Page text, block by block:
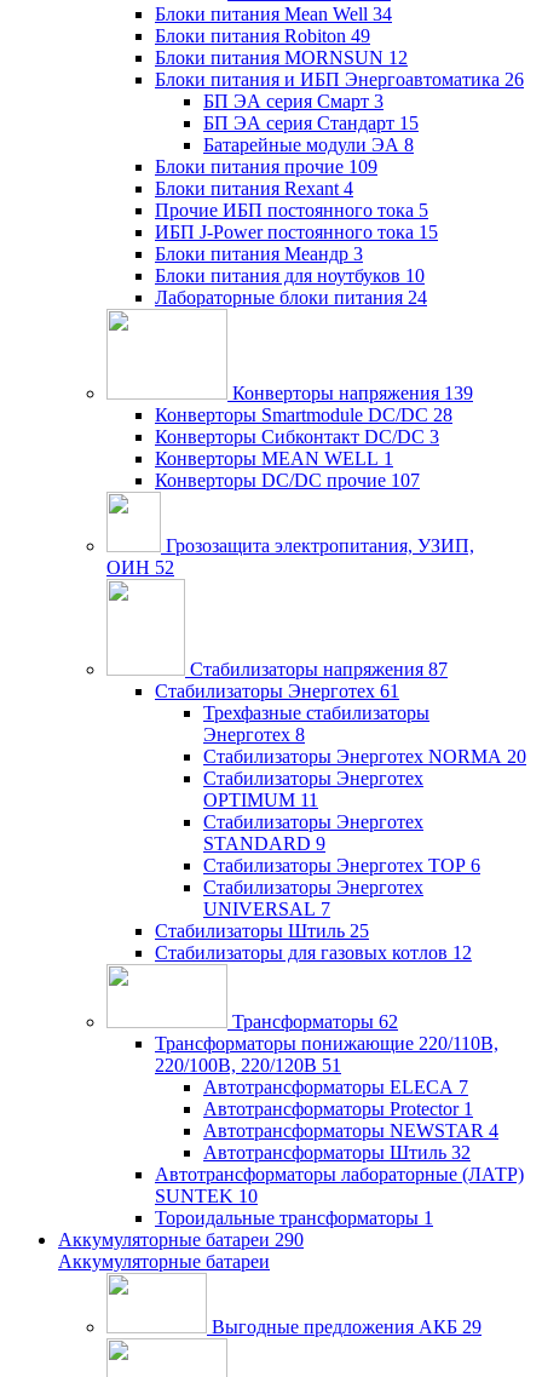
Блоки питания Mean Well 34
Блоки питания Robiton 49
Блоки питания MORNSUN 12
Блоки питания и ИБП Энергоавтоматика 26
БП ЭА серия Смарт 3
БП ЭА серия Стандарт 15
Батарейные модули ЭА 8
Блоки питания прочие 109
Блоки питания Rexant 4
Прочие ИБП постоянного тока 5
ИБП J-Power постоянного тока 15
Блоки питания Меандр 3
Блоки питания для ноутбуков 10
Лабораторные блоки питания 24
Конверторы напряжения 139
Конверторы Smartmodule DC/DC 28
Конверторы Сибконтакт DC/DC 3
Конверторы MEAN WELL 1
Конверторы DC/DC прочие 107
Грозозащита электропитания, УЗИП,
ОИН 52
Стабилизаторы напряжения 87
Стабилизаторы Энерготех 61
Трехфазные стабилизаторы
Энерготех 8
Стабилизаторы Энерготех NORMA 20
Стабилизаторы Энерготех
OPTIMUM 11
Стабилизаторы Энерготех
STANDARD 9
Стабилизаторы Энерготех TOP 6
Стабилизаторы Энерготех
UNIVERSAL 7
Стабилизаторы Штиль 25
Стабилизаторы для газовых котлов 12
Трансформаторы 62
Трансформаторы понижающие 220/110В,
220/100В, 220/120В 51
Автотрансформаторы ELECA 7
Автотрансформаторы Protector 1
Автотрансформаторы NEWSTAR 4
Автотрансформаторы Штиль 32
Автотрансформаторы лабораторные (ЛАТР)
SUNTEK 10
Тороидальные трансформаторы 1
Аккумуляторные батареи 290
Аккумуляторные батареи
Выгодные предложения АКБ 29